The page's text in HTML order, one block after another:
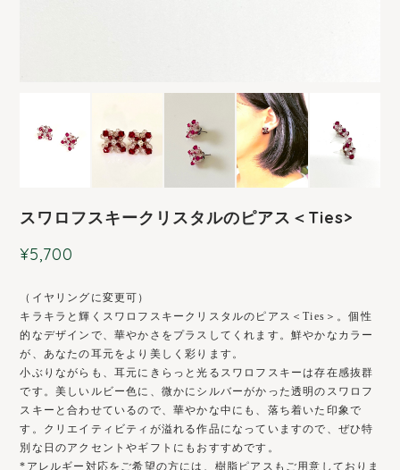
スワロフスキークリスタルのピアス＜Ties>
¥5,700
（イヤリングに変更可）
キラキラと輝くスワロフスキークリスタルのピアス＜Ties＞。個性
的なデザインで、華やかさをプラスしてくれます。鮮やかなカラー
が、あなたの耳元をより美しく彩ります。
小ぶりながらも、耳元にきらっと光るスワロフスキーは存在感抜群
です。美しいルビー色に、微かにシルバーがかった透明のスワロフ
スキーと合わせているので、華やかな中にも、落ち着いた印象で
す。クリエイティビティが溢れる作品になっていますので、ぜひ特
別な日のアクセントやギフトにもおすすめです。
*アレルギー対応をご希望の方には、樹脂ピアスもご用意しておりま